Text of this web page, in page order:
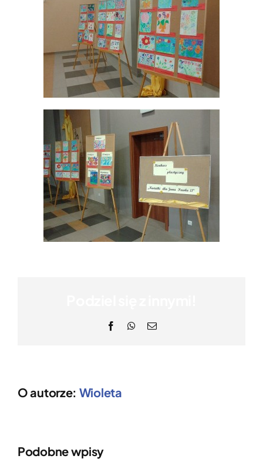
FacebookWhatsApp
Email
O autorze: Wioleta
Podobne wpisy